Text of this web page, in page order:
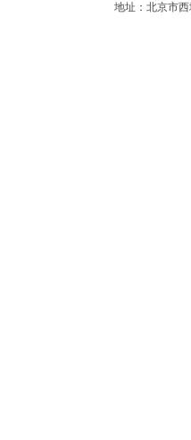
地址：北京市